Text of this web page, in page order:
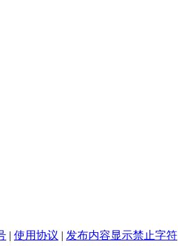
| 使用协议 | 发布内容显示禁止字符